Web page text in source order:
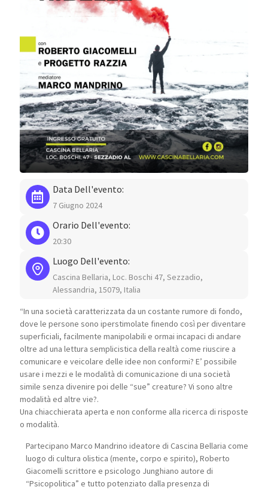
Data Dell'evento:
7 Giugno 2024
Orario Dell'evento:
20:30
Luogo Dell'evento:
Cascina Bellaria, Loc. Boschi 47, Sezzadio,
Alessandria, 15079, Italia
“In una società caratterizzata da un costante rumore di fondo,
dove le persone sono iperstimolate finendo così per diventare
superficiali, facilmente manipolabili e ormai incapaci di andare
oltre ad una lettura semplicistica della realtà come riuscire a
comunicare e veicolare delle idee non conformi? E’ possibile
usare i mezzi e le modalità di comunicazione di una società
simile senza divenire poi delle “sue” creature? Vi sono altre
modalità ed altre vie?.
Una chiacchierata aperta e non conforme alla ricerca di risposte
o modalità.
Partecipano Marco Mandrino ideatore di Cascina Bellaria come
luogo di cultura olistica (mente, corpo e spirito), Roberto
Giacomelli scrittore e psicologo Junghiano autore di
“Psicopolitica” e tutto potenziato dalla presenza di